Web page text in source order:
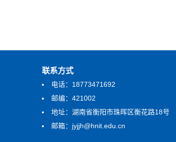
联系方式
电话：18773471692
邮编：421002
地址：湖南省衡阳市珠晖区衡花路18号
邮箱：jyjjh@hnit.edu.cn